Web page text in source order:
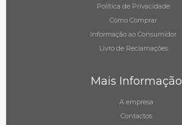
Política de Privacidade
Como Comprar
Informação ao Consumidor
Livro de Reclamações
Mais Informação
A empresa
Contactos